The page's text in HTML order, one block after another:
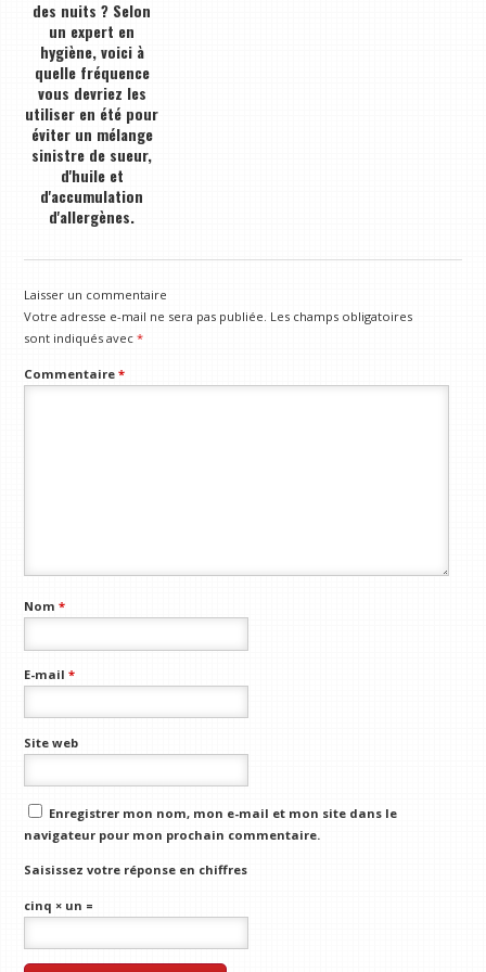
des nuits ? Selon
un expert en
hygiène, voici à
quelle fréquence
vous devriez les
utiliser en été pour
éviter un mélange
sinistre de sueur,
d'huile et
d'accumulation
d'allergènes.
Laisser un commentaire
Votre adresse e-mail ne sera pas publiée. Les champs obligatoires
sont indiqués avec*
Commentaire*
Nom*
E-mail*
Site web
Enregistrer mon nom, mon e-mail et mon site dans le
navigateur pour mon prochain commentaire.
Saisissez votre réponse en chiffres
cinq × un =